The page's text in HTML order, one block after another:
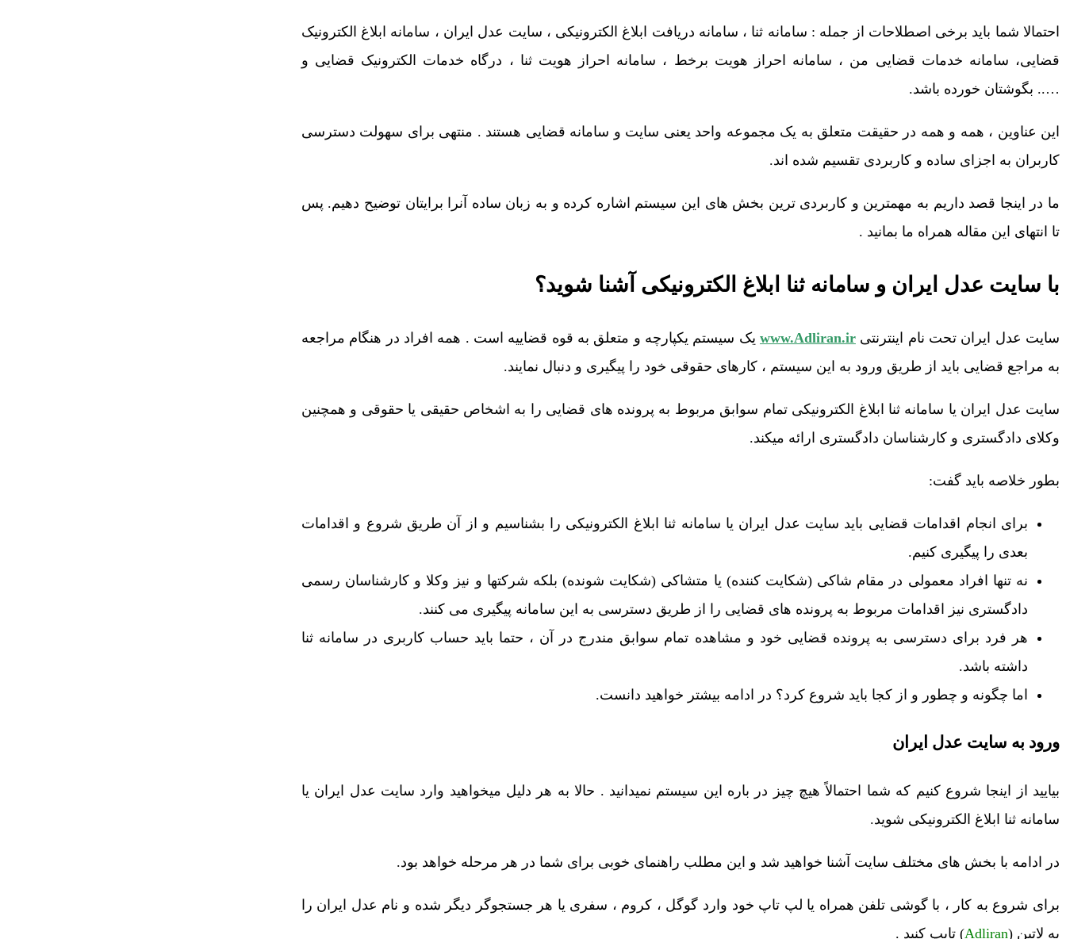
احتمالا شما باید برخی اصطلاحات از جمله : سامانه ثنا ، سامانه دریافت ابلاغ الکترونیکی ، سایت عدل ایران ، سامانه ابلاغ الکترونیک
قضایی، سامانه خدمات قضایی من ، سامانه احراز هویت برخط ، سامانه احراز هویت ثنا ، درگاه خدمات الکترونیک قضایی و
….. بگوشتان خورده باشد.
این عناوین ، همه و همه در حقیقت متعلق به یک مجموعه واحد یعنی سایت و سامانه قضایی هستند . منتهی برای سهولت دسترسی
کاربران به اجزای ساده و کاربردی تقسیم شده اند.
ما در اینجا قصد داریم به مهمترین و کاربردی ترین بخش های این سیستم اشاره کرده و به زبان ساده آنرا برایتان توضیح دهیم. پس
تا انتهای این مقاله همراه ما بمانید .
با سایت عدل ایران و سامانه ثنا ابلاغ الکترونیکی آشنا شوید؟
سایت عدل ایران تحت نام اینترنتیwww.Adliran.ir یک سیستم یکپارچه و متعلق به قوه قضاییه است . همه افراد در هنگام مراجعه
به مراجع قضایی باید از طریق ورود به این سیستم ، کارهای حقوقی خود را پیگیری و دنبال نمایند.
سایت عدل ایران یا سامانه ثنا ابلاغ الکترونیکی تمام سوابق مربوط به پرونده های قضایی را به اشخاص حقیقی یا حقوقی و همچنین
وکلای دادگستری و کارشناسان دادگستری ارائه میکند.
بطور خلاصه باید گفت:
برای انجام اقدامات قضایی باید سایت عدل ایران یا سامانه ثنا ابلاغ الکترونیکی را بشناسیم و از آن طریق شروع و اقدامات
بعدی را پیگیری کنیم.
نه تنها افراد معمولی در مقام شاکی (شکایت کننده) یا متشاکی (شکایت شونده) بلکه شرکتها و نیز وکلا و کارشناسان رسمی
دادگستری نیز اقدامات مربوط به پرونده های قضایی را از طریق دسترسی به این سامانه پیگیری می کنند.
هر فرد برای دسترسی به پرونده قضایی خود و مشاهده تمام سوابق مندرج در آن ، حتما باید حساب کاربری در سامانه ثنا
داشته باشد.
اما چگونه و چطور و از کجا باید شروع کرد؟ در ادامه بیشتر خواهید دانست.
ورود به سایت عدل ایران
بیایید از اینجا شروع کنیم که شما احتمالاً هیچ چیز در باره این سیستم نمیدانید . حالا به هر دلیل میخواهید وارد سایت عدل ایران یا
سامانه ثنا ابلاغ الکترونیکی شوید.
در ادامه با بخش های مختلف سایت آشنا خواهید شد و این مطلب راهنمای خوبی برای شما در هر مرحله خواهد بود.
برای شروع به کار ، با گوشی تلفن همراه یا لپ تاپ خود وارد گوگل ، کروم ، سفری یا هر جستجوگر دیگر شده و نام عدل ایران را
به لاتین (Adliran) تایپ کنید .